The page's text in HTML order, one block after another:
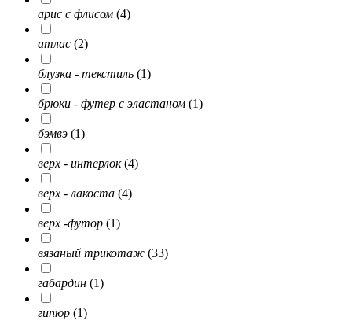
арис с флисом (4)
атлас (2)
блузка - текстиль (1)
брюки - футер с эластаном (1)
бэмвэ (1)
верх - интерлок(4)
верх - лакоста (4)
верх -футор (1)
вязаный трикотаж (33)
габардин (1)
гипюр (1)